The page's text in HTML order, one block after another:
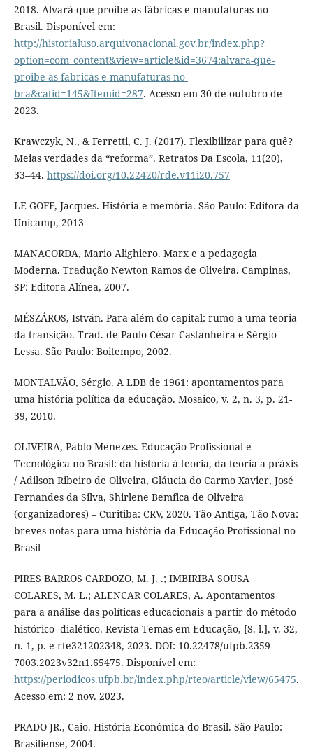
2018. Alvará que proíbe as fábricas e manufaturas no
Brasil. Disponível em:
http://historialuso.arquivonacional.gov.br/index.php?
option=com_content&view=article&id=3674:alvara-que-
proibe-as-fabricas-e-manufaturas-no-
bra&catid=145&Itemid=287. Acesso em 30 de outubro de
2023.
Krawczyk, N., & Ferretti, C. J. (2017). Flexibilizar para quê?
Meias verdades da “reforma”. Retratos Da Escola, 11(20),
33–44. https://doi.org/10.22420/rde.v11i20.757
LE GOFF, Jacques. História e memória. São Paulo: Editora da
Unicamp, 2013
MANACORDA, Mario Alighiero. Marx e a pedagogia
Moderna. Tradução Newton Ramos de Oliveira. Campinas,
SP: Editora Alínea, 2007.
MÉSZÁROS, István. Para além do capital: rumo a uma teoria
da transição. Trad. de Paulo César Castanheira e Sérgio
Lessa. São Paulo: Boitempo, 2002.
MONTALVÃO, Sérgio. A LDB de 1961: apontamentos para
uma história política da educação. Mosaico, v. 2, n. 3, p. 21-
39, 2010.
OLIVEIRA, Pablo Menezes. Educação Profissional e
Tecnológica no Brasil: da história à teoria, da teoria a práxis
/ Adilson Ribeiro de Oliveira, Gláucia do Carmo Xavier, José
Fernandes da Silva, Shirlene Bemfica de Oliveira
(organizadores) – Curitiba: CRV, 2020. Tão Antiga, Tão Nova:
breves notas para uma história da Educação Profissional no
Brasil
PIRES BARROS CARDOZO, M. J. .; IMBIRIBA SOUSA
COLARES, M. L.; ALENCAR COLARES, A. Apontamentos
para a análise das políticas educacionais a partir do método
histórico- dialético. Revista Temas em Educação, [S. l.], v. 32,
n. 1, p. e-rte321202348, 2023. DOI: 10.22478/ufpb.2359-
7003.2023v32n1.65475. Disponível em:
https://periodicos.ufpb.br/index.php/rteo/article/view/65475.
Acesso em: 2 nov. 2023.
PRADO JR., Caio. História Econômica do Brasil. São Paulo:
Brasiliense, 2004.